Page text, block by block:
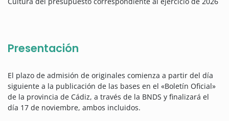
Presentación
El plazo de admisión de originales comienza a partir del día
siguiente a la publicación de las bases en el «Boletín Oficial»
de la provincia de Cádiz, a través de la BNDS y finalizará el
día 17 de noviembre, ambos incluidos.